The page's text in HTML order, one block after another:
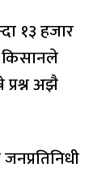
१३ हजार
किसानले
अझै